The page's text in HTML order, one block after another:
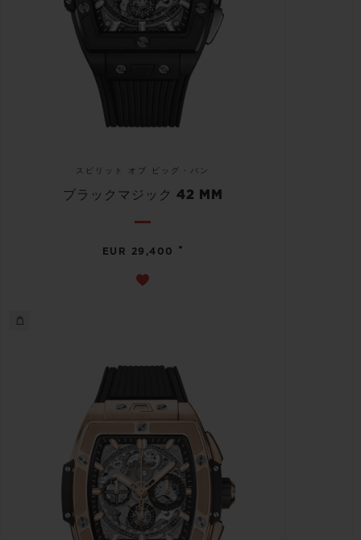
スピリット オブ ビッグ・バン
ブラックマジック 42 MM
EUR 29,400 •